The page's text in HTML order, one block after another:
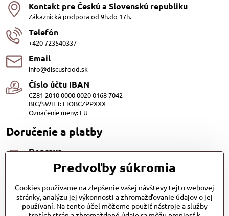
Kontakt pre Českú a Slovenskú republiku
Zákaznická podpora od 9h.do 17h.
Telefón
+420 723540337
Email
info@discusfood.sk
Číslo účtu IBAN
CZ81 2010 0000 0020 0168 7042
BIC/SWIFT: FIOBCZPPXXX
Označenie meny: EU
Doručenie a platby
Doprava
Dopravu našich produktov zabezpečuje Kurier SPS alebo
Slovenská pošta, cena 3,98 EUR. Alebo Zasilkovňou (Packeta) za
Platby
Dobierkou (1.20EUR)
Bankovým prevodom (zadarmo) QR kod
Predvoľby súkromia
Cookies používame na zlepšenie vašej návštevy tejto webovej
stránky, analýzu jej výkonnosti a zhromažďovanie údajov o jej
používaní. Na tento účel môžeme použiť nástroje a služby